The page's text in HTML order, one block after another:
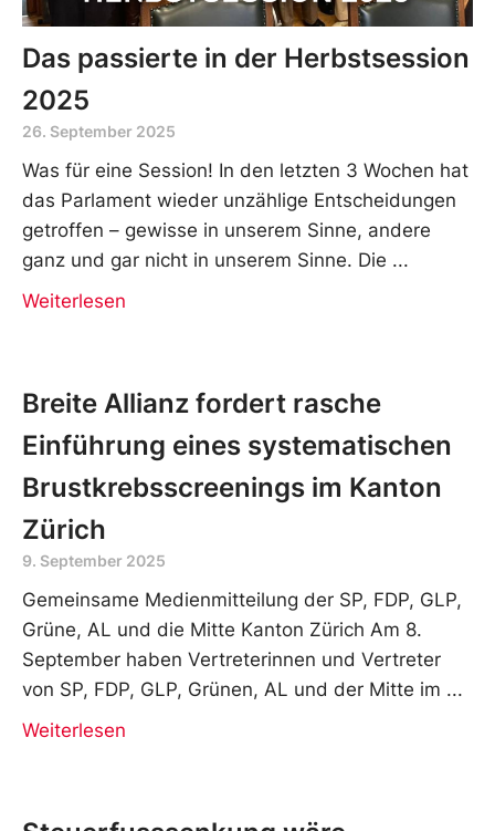
Das passierte in der Herbstsession
2025
26. September 2025
Was für eine Session! In den letzten 3 Wochen hat
das Parlament wieder unzählige Entscheidungen
getroffen – gewisse in unserem Sinne, andere
ganz und gar nicht in unserem Sinne. Die
Weiterlesen
Breite Allianz fordert rasche
Einführung eines systematischen
Brustkrebsscreenings im Kanton
Zürich
9. September 2025
Gemeinsame Medienmitteilung der SP, FDP, GLP,
Grüne, AL und die Mitte Kanton Zürich Am 8.
September haben Vertreterinnen und Vertreter
von SP, FDP, GLP, Grünen, AL und der Mitte im
Weiterlesen